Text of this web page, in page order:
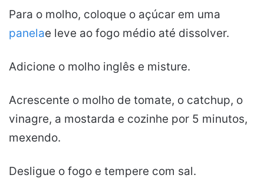
Para o molho, coloque o açúcar em uma
panelae leve ao fogo médio até dissolver.
Adicione o molho inglês e misture.
Acrescente o molho de tomate, o catchup, o
vinagre, a mostarda e cozinhe por 5 minutos,
mexendo.
Desligue o fogo e tempere com sal.